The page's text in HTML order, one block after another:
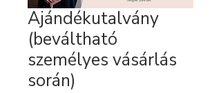
Ajándékutalvány
(beváltható
személyes vásárlás
során)